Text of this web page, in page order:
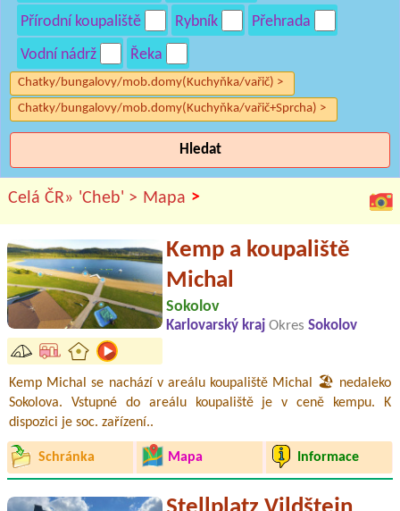
Přírodní koupaliště
Rybník
Přehrada
Vodní nádrž
Řeka
Chatky/bungalovy/mob.domy(Kuchyňka/vařič) >
Chatky/bungalovy/mob.domy(Kuchyňka/vařič+Sprcha) >
Hledat
Celá ČR» 'Cheb' > Mapa >
Kemp a koupaliště
Michal
Sokolov
Karlovarský kraj Okres Sokolov
Kemp Michal se nachází v areálu koupaliště Michal 🏖️ nedaleko
Sokolova. Vstupné do areálu koupaliště je v ceně kempu. K
dispozici je soc. zařízení..
Schránka Mapa Informace